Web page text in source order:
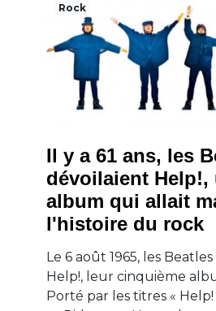
Rock
Il y a 61 ans, les
dévoilaient Help!,
album qui allait
l'histoire du rock
Le 6 août 1965, les
Help!, leur cinquième
Porté par les titres « Help!